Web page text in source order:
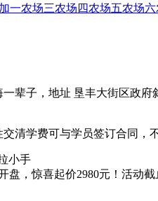
一农场三农场 四农场五农场
辈子，地址 垦丰大街区政府
清学费可与学员签订合同，
小手
盘，惊喜起价2980元！活动